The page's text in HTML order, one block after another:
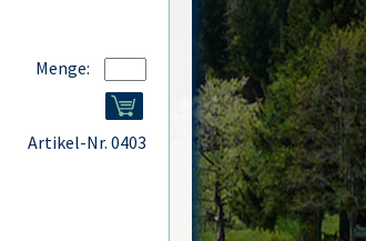
Menge:
Artikel-Nr. 0403